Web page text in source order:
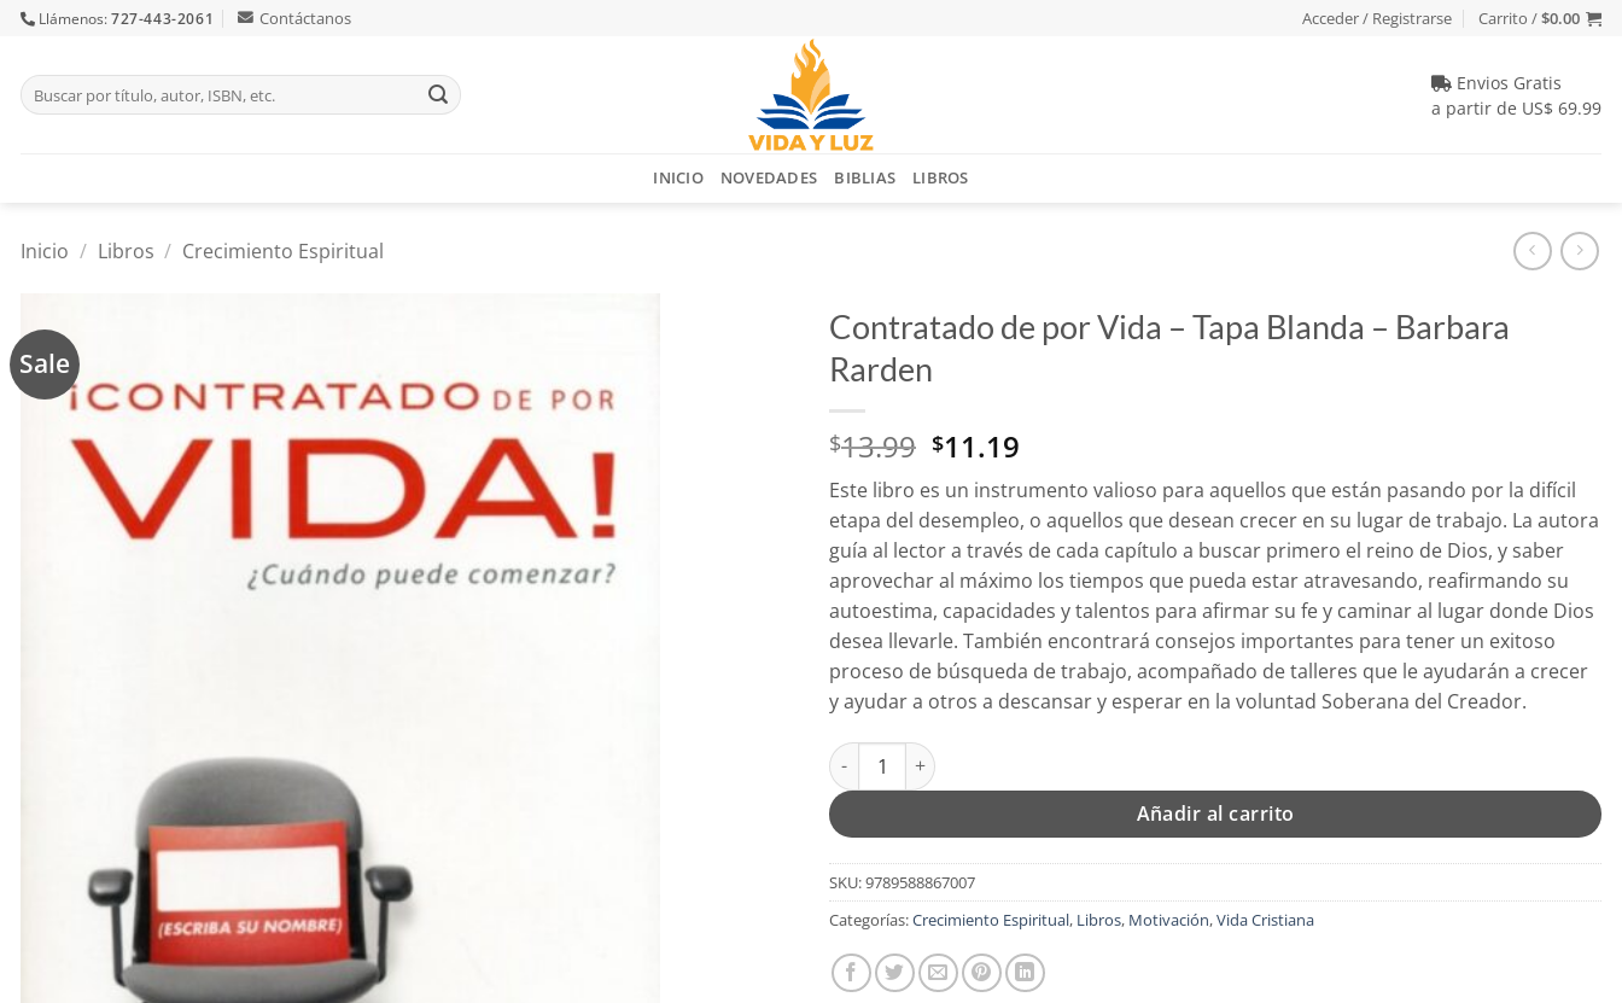
Skip
content
Llámenos:727-443-2061 Contáctanos Acceder / Registrarse Carrito /$0.00
Buscar
por:
Envios Gratis
a partir de US$ 69.99
INICIO NOVEDADES BIBLIAS LIBROS
Inicio / Libros / Crecimiento Espiritual
Sale
a la
deseos
Contratado de por Vida – Tapa Blanda – Barbara
Rarden
$13.99 El
precio
original
era:
$13.99.
$11.19
precio
actual
es:
$11.19.
Este libro es un instrumento valioso para aquellos que están pasando por la difícil
etapa del desempleo, o aquellos que desean crecer en su lugar de trabajo. La autora
guía al lector a través de cada capítulo a buscar primero el reino de Dios, y saber
aprovechar al máximo los tiempos que pueda estar atravesando, reafirmando su
autoestima, capacidades y talentos para afirmar su fe y caminar al lugar donde Dios
desea llevarle. También encontrará consejos importantes para tener un exitoso
proceso de búsqueda de trabajo, acompañado de talleres que le ayudarán a crecer
y ayudar a otros a descansar y esperar en la voluntad Soberana del Creador.
Contratado de por Vida - Tapa Blanda – Barbara Rarden cantidad
Añadir al carrito
SKU:9789588867007
Categorías:Crecimiento Espiritual, Libros, Motivación,Vida Cristiana